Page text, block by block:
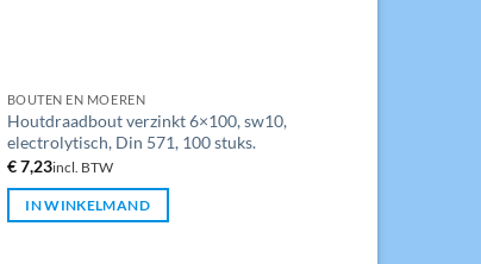
BOUTEN EN MOEREN
Houtdraadbout verzinkt 6×100, sw10,
electrolytisch, Din 571, 100 stuks.
€7,23incl. BTW
IN WINKELMAND